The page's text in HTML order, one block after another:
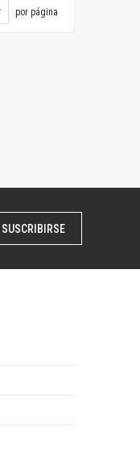
por página
SUSCRIBIRSE